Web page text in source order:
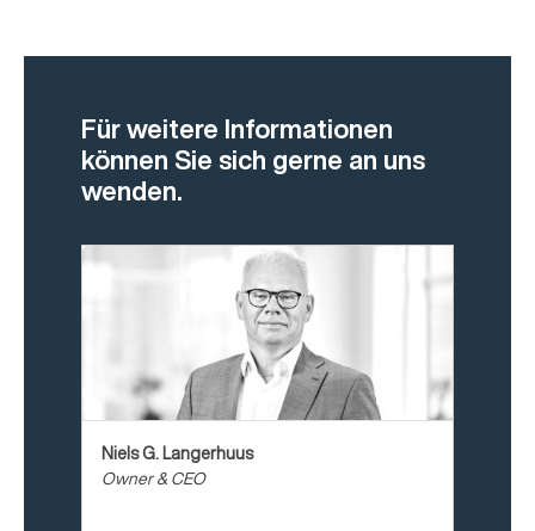
Für weitere Informationen
können Sie sich gerne an uns
wenden.
Niels G. Langerhuus
Owner & CEO